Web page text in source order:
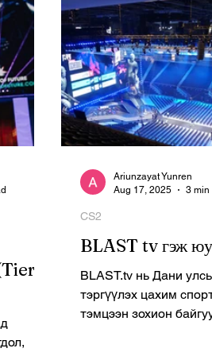
нь
нь 2-
BLAST tv гэж
BLAST.tv нь Дани улсын
тэргүүлэх цахим
тэмцээн зохион
CS2
Ariunzayat Yunren
Aug 17, 2025
3 min